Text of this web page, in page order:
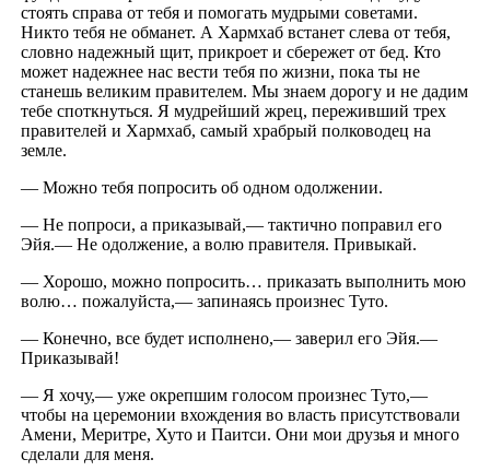
стоять справа от тебя и помогать мудрыми советами.
Никто тебя не обманет. А Хармхаб встанет слева от тебя,
словно надежный щит, прикроет и сбережет от бед. Кто
может надежнее нас вести тебя по жизни, пока ты не
станешь великим правителем. Мы знаем дорогу и не дадим
тебе споткнуться. Я мудрейший жрец, переживший трех
правителей и Хармхаб, самый храбрый полководец на
земле.
— Можно тебя попросить об одном одолжении.
— Не попроси, а приказывай,— тактично поправил его
Эйя.— Не одолжение, а волю правителя. Привыкай.
— Хорошо, можно попросить… приказать выполнить мою
волю… пожалуйста,— запинаясь произнес Туто.
— Конечно, все будет исполнено,— заверил его Эйя.—
Приказывай!
— Я хочу,— уже окрепшим голосом произнес Туто,—
чтобы на церемонии вхождения во власть присутствовали
Амени, Меритре, Хуто и Паитси. Они мои друзья и много
сделали для меня.